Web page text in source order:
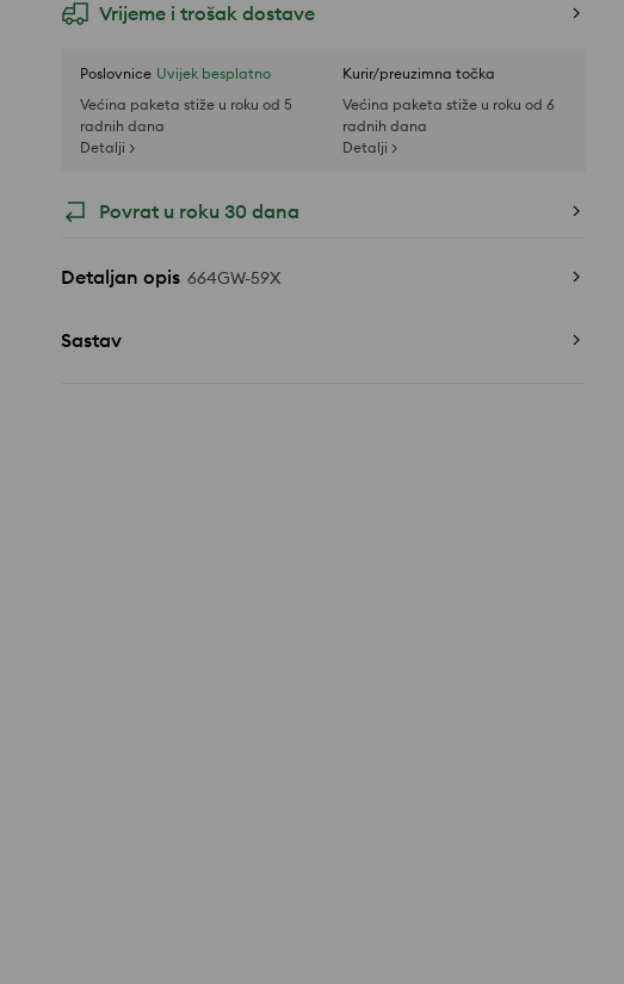
Vrijeme i trošak dostave
Poslovnice Uvijek besplatno
Većina paketa stiže u roku od 5
radnih dana
Detalji >
Kurir/preuzimna točka
Većina paketa stiže u roku od 6
radnih dana
Detalji >
Povrat u roku 30 dana
Detaljan opis 664GW-59X
Sastav